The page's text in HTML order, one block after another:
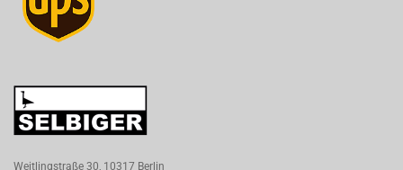
Weitlingstraße 30, 10317 Berlin